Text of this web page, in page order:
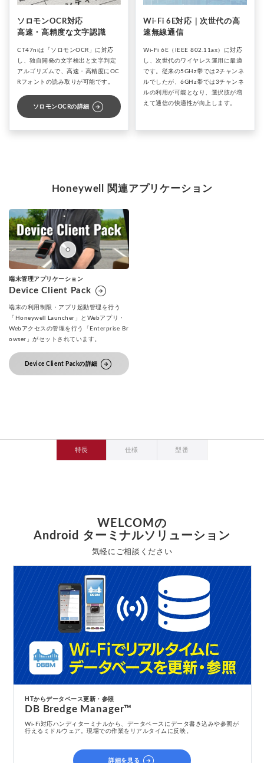
ソロモンOCR対応
高速・高精度な文字認識
CT47niは「ソロモンOCR」に対応
し、独自開発の文字検出と文字判定
アルゴリズムで、高速・高精度にOC
Rフォントの読み取りが可能です。
ソロモンOCRの詳細 arrow_circle_right
Wi-Fi 6E対応｜次世代の高
速無線通信
Wi-Fi 6E（IEEE 802.11ax）に対応
し、次世代のワイヤレス運用に最適
です。従来の5GHz帯では2チャンネ
ルでしたが、6GHz帯では3チャンネ
ルの利用が可能となり、選択肢が増
えて通信の快適性が向上します。
Honeywell 関連アプリケーション
端末管理アプリケーション
Device Client Pack arrow_circle_right
端末の利用制限・アプリ起動管理を行う
「Honeywell Launcher」とWebアプリ・
Webアクセスの管理を行う「Enterprise Br
owser」がセットされています。
Device Client Packの詳細 arrow_circle_right
特長 仕様 型番
WELCOMの
Android ターミナルソリューション
気軽にご相談ください
HTからデータベース更新・参照
DB Bredge Manager™
Wi-Fi対応ハンディターミナルから、データベースにデータ書き込みや参照が
行えるミドルウェア。現場での作業をリアルタイムに反映。
詳細を見る